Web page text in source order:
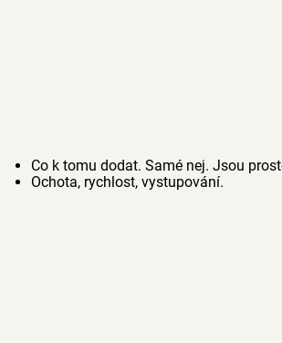
Co k tomu dodat. Samé nej. Jsou
Ochota, rychlost, vystupování.